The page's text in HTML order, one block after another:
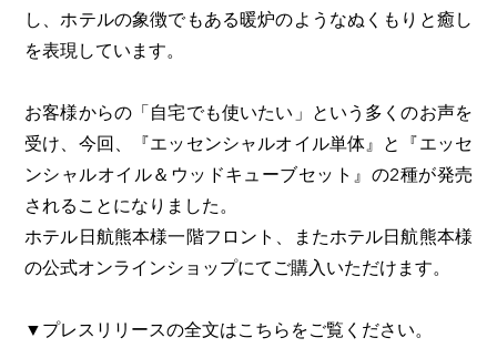
し、ホテルの象徴でもある暖炉のようなぬくもりと癒し
を表現しています。
お客様からの「自宅でも使いたい」という多くのお声を
受け、今回、『エッセンシャルオイル単体』と『エッセ
ンシャルオイル＆ウッドキューブセット』の2種が発売
されることになりました。​
ホテル日航熊本様一階フロント、またホテル日航熊本様
の公式オンラインショップにてご購入いただけます。
▼プレスリリースの全文はこちらをご覧ください。